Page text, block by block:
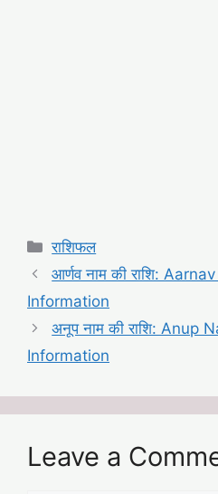
Categories
राशिफल
आर्णव नाम की राशि:
Information
अनूप नाम की राशि: Anup
Information
Leave a